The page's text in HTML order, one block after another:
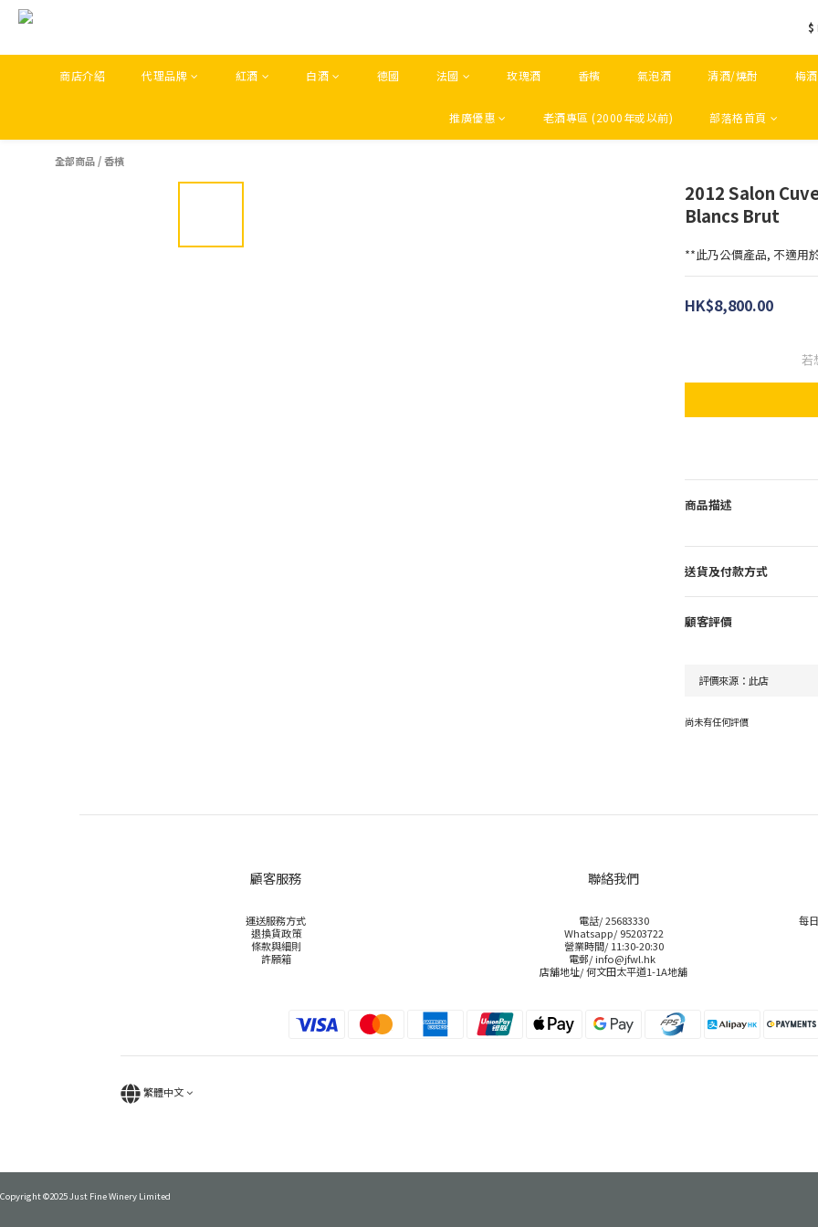
$
商店介紹 代理品牌 紅酒 白酒 德國 法國 玫瑰酒 香檳 氣泡酒 清酒/燒酎 梅
推廣優惠 老酒專區 (2000年或以前) 部落格首頁
全部商品 /香檳
2012 Salon
Blancs Brut
**此乃公價產品, 不適用
HK$8,800.00
若
商品描述
送貨及付款方式
顧客評價
尚未有任何評價
顧客服務
運送服務方式
退換貨政策
條款與細則
許願箱
聯絡我們
電話/ 25683330
Whatsapp/ 95203722
營業時間/ 11:30-20:30
電郵/ info@jfwl.hk
店舖地址/ 何文田太平道1-1A地舖
每
繁體中文
Copyright ©2025 Just Fine Winery Limited